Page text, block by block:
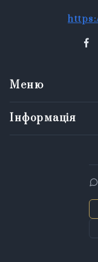
Меню
Інформація